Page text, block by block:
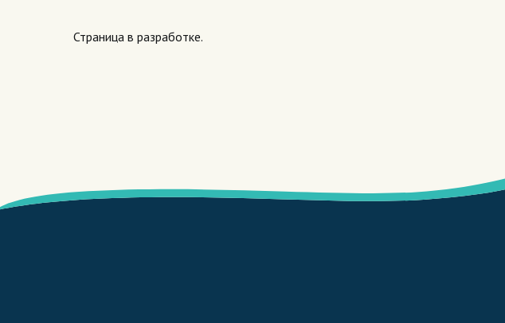
Страница в разработке.